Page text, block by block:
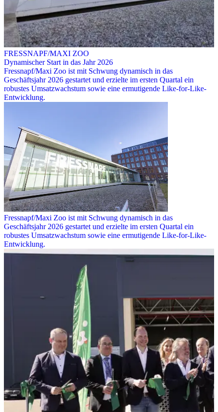
FRESSNAPF/MAXI ZOO
Dynamischer Start in das Jahr 2026
Fressnapf/Maxi Zoo ist mit Schwung dynamisch in das
Geschäftsjahr 2026 gestartet und erzielte im ersten Quartal ein
robustes Umsatzwachstum sowie eine ermutigende Like-for-Like-
Entwicklung.
Fressnapf/Maxi Zoo ist mit Schwung dynamisch in das
Geschäftsjahr 2026 gestartet und erzielte im ersten Quartal ein
robustes Umsatzwachstum sowie eine ermutigende Like-for-Like-
Entwicklung.